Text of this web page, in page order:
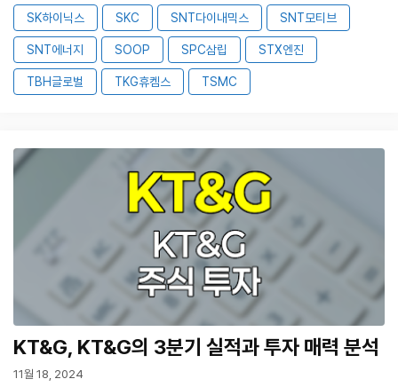
SK하이닉스 SKC SNT다이내믹스 SNT모티브
SNT에너지 SOOP SPC삼립 STX엔진
TBH글로벌 TKG휴켐스 TSMC
KT&G, KT&G의 3분기 실적과 투자 매력 분석
11월 18, 2024